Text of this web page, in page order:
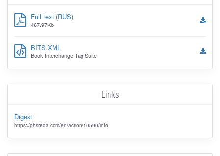
Full text (RUS)
467.97Kb
BITS XML
Book Interchange Tag Suite
Links
Digest
https://phsreda.com/en/action/10590/info